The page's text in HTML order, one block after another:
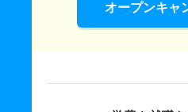
オープンキャ